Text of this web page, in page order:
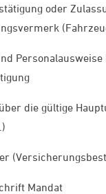
oder
Personalausweise
die gültige
Mandat